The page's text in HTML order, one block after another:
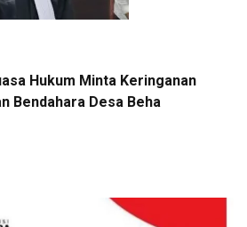
Hukum Minta Keringanan
Bendahara Desa Beha